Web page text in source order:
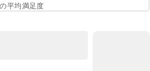
平均満足度